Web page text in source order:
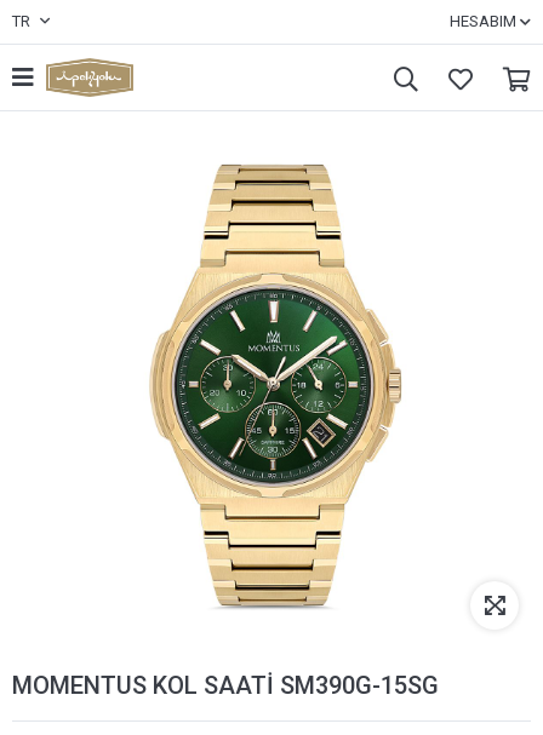
TR HESABIM
MOMENTUS KOL SAATİ SM390G-15SG